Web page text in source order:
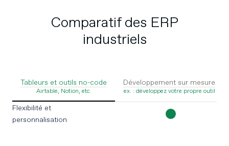
Comparatif des ERP
industriels
Tableurs et outils no-code
Airtable, Notion, etc.
Développement sur mesure
ex. : développez votre propre outil
Flexibilité et
personnalisation